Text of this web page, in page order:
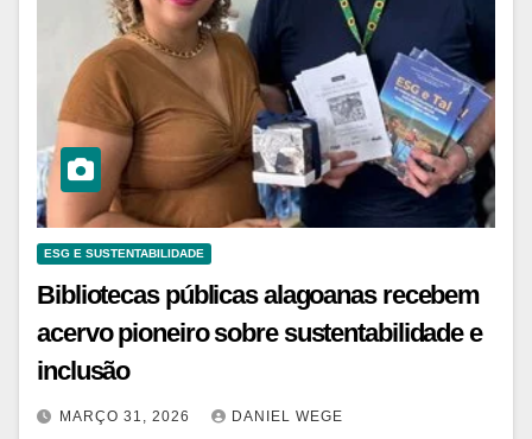
ESG E SUSTENTABILIDADE
Bibliotecas públicas alagoanas recebem
acervo pioneiro sobre sustentabilidade e
inclusão
MARÇO 31, 2026 DANIEL WEGE